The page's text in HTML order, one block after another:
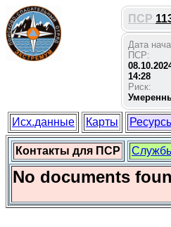
ПСР
Дата
ПСР:
14:28
Риск:
Исх.данные Карты
Контакты для ПСР
No documents